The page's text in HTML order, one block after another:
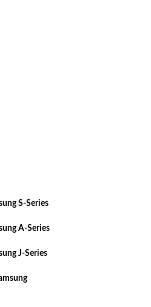
S-Series
A-Series
J-Series